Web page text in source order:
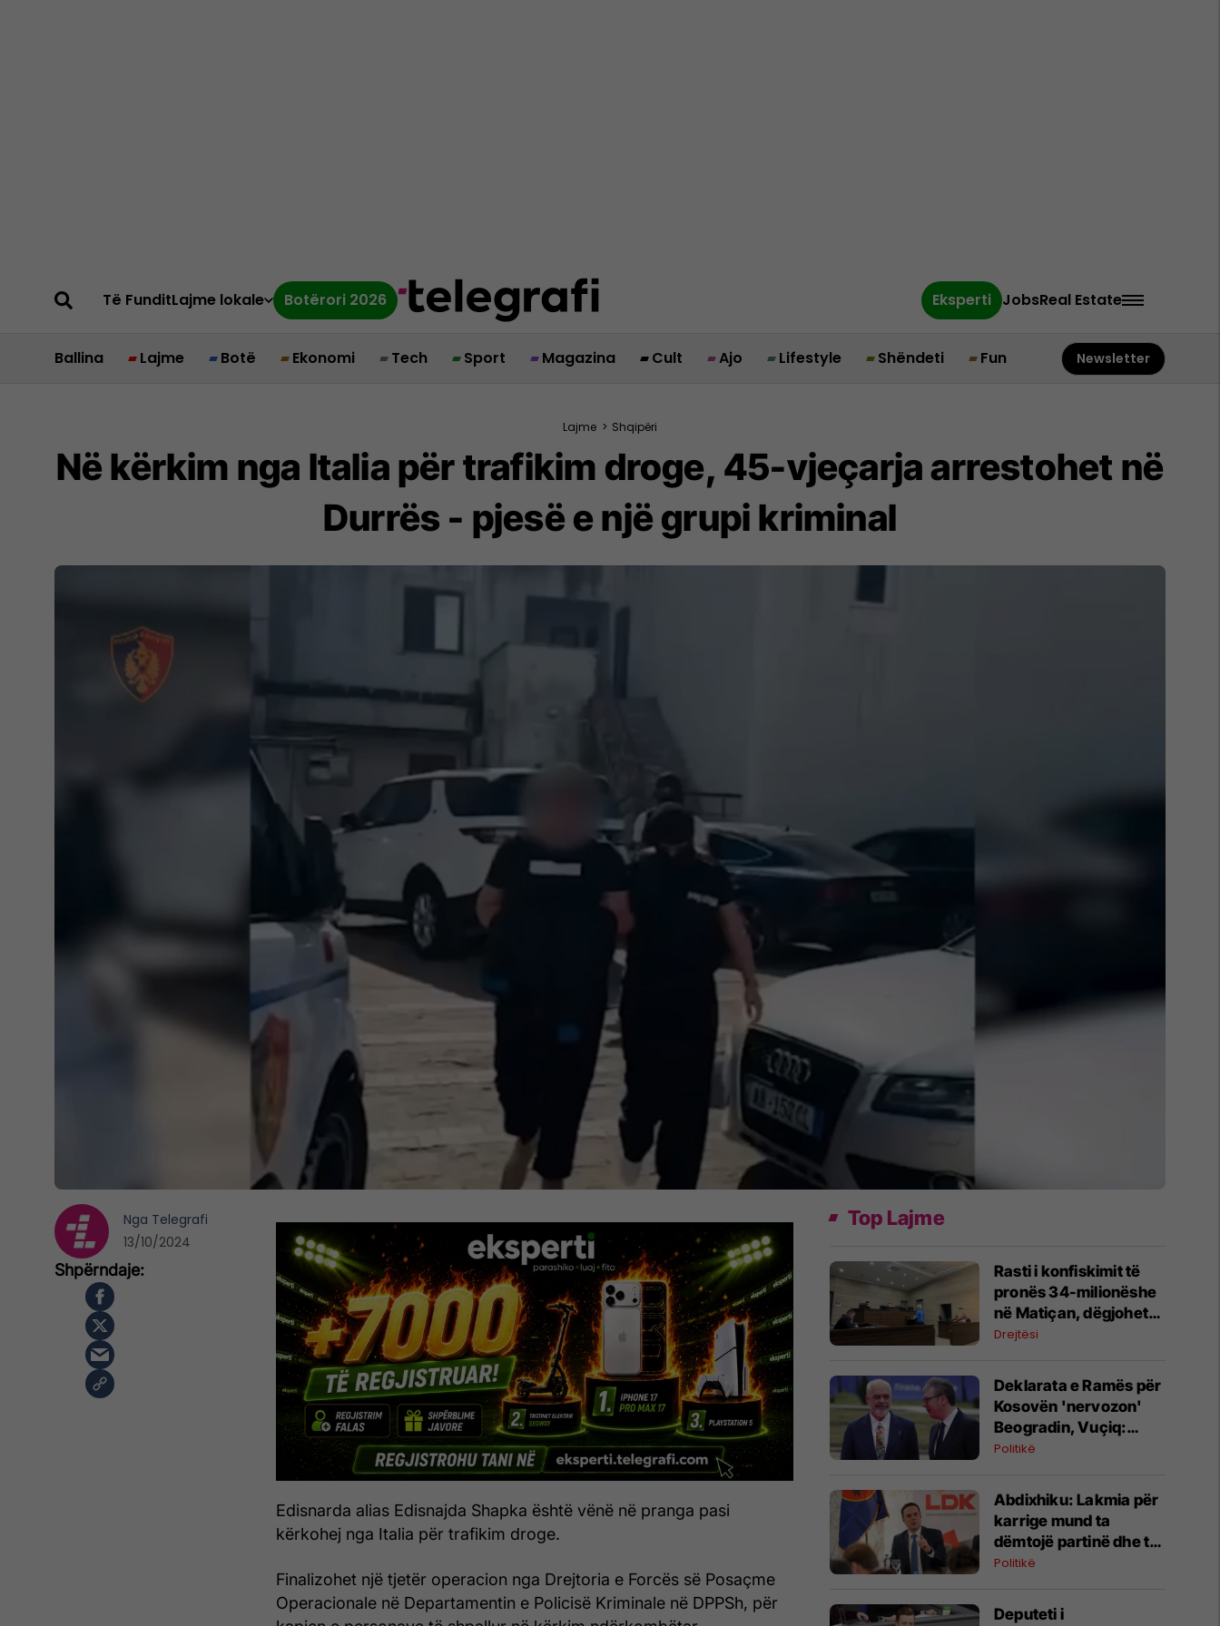
Të FunditLajme lokale Botërori 2026 Eksperti JobsReal Estate
Ballina Lajme Botë Ekonomi Tech Sport Magazina Cult Ajo Lifestyle Shëndeti Fun Newsletter
Lajme > Shqipëri
Në kërkim nga Italia për trafikim droge, 45-vjeçarja arrestohet në
Durrës - pjesë e një grupi kriminal
Edisnarda alias Edisnajda Shapka është vënë në pranga pasi
kërkohej nga Italia për trafikim droge.
Finalizohet një tjetër operacion nga Drejtoria e Forcës së Posaçme
Operacionale në Departamentin e Policisë Kriminale në DPPSh, për
Nga Telegrafi
13/10/2024
Top Lajme
Rasti i konfiskimit të
pronës 34-milionëshe
në Matiçan, dëgjohet
ekspertja e forenzikës
Drejtësi
Deklarata e Ramës për
Kosovën 'nervozon'
Beogradin, Vuçiq:
Realiteti nuk është i
Politikë
Abdixhiku: Lakmia për
karrige mund ta
dëmtojë partinë dhe ta
çojë Kosovën drejt
Politikë
Deputeti i